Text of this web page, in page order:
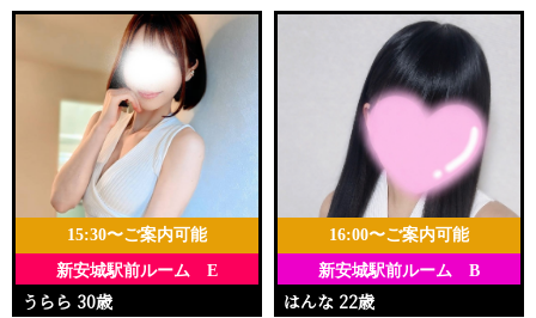
新安城駅前ルーム E
15:30〜ご案内可能
うらら 30歳
新安城駅前ルーム B
16:00〜ご案内可能
はんな 22歳